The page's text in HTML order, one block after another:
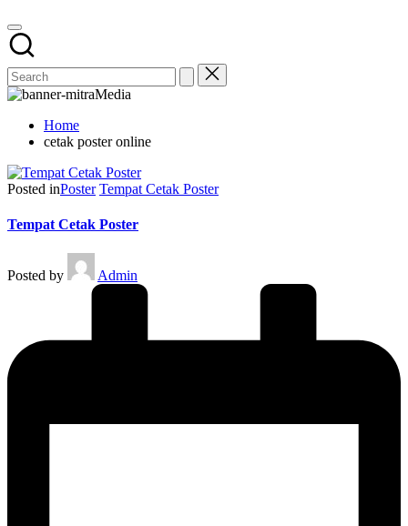
Home
cetak poster online
Posted inPoster Tempat Cetak Poster
Tempat Cetak Poster
Posted by Admin